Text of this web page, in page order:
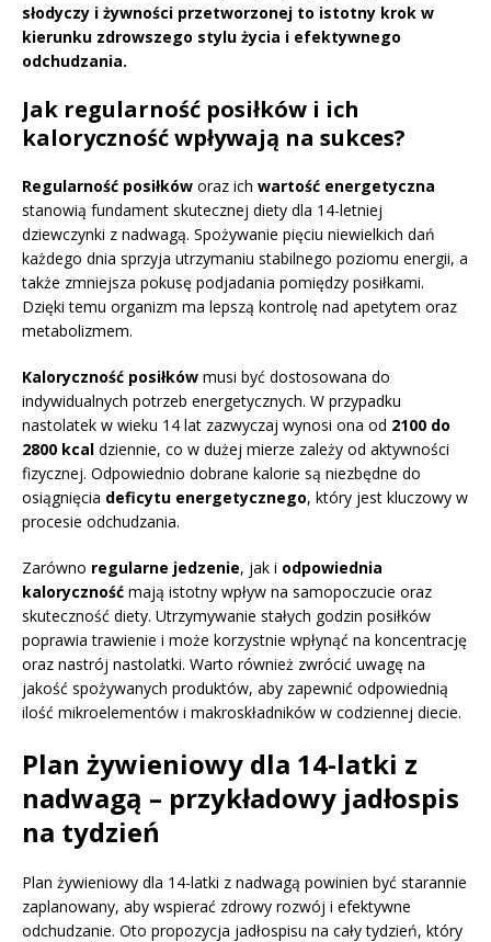
słodyczy i żywności przetworzonej to istotny krok w
kierunku zdrowszego stylu życia i efektywnego
odchudzania.
Jak regularność posiłków i ich
kaloryczność wpływają na sukces?
Regularność posiłków oraz ich wartość energetyczna
stanowią fundament skutecznej diety dla 14-letniej
dziewczynki z nadwagą. Spożywanie pięciu niewielkich dań
każdego dnia sprzyja utrzymaniu stabilnego poziomu energii, a
także zmniejsza pokusę podjadania pomiędzy posiłkami.
Dzięki temu organizm ma lepszą kontrolę nad apetytem oraz
metabolizmem.
Kaloryczność posiłków musi być dostosowana do
indywidualnych potrzeb energetycznych. W przypadku
nastolatek w wieku 14 lat zazwyczaj wynosi ona od 2100 do
2800 kcal dziennie, co w dużej mierze zależy od aktywności
fizycznej. Odpowiednio dobrane kalorie są niezbędne do
osiągnięcia deficytu energetycznego, który jest kluczowy w
procesie odchudzania.
Zarówno regularne jedzenie, jak i odpowiednia
kaloryczność mają istotny wpływ na samopoczucie oraz
skuteczność diety. Utrzymywanie stałych godzin posiłków
poprawia trawienie i może korzystnie wpłynąć na koncentrację
oraz nastrój nastolatki. Warto również zwrócić uwagę na
jakość spożywanych produktów, aby zapewnić odpowiednią
ilość mikroelementów i makroskładników w codziennej diecie.
Plan żywieniowy dla 14-latki z
nadwagą – przykładowy jadłospis
na tydzień
Plan żywieniowy dla 14-latki z nadwagą powinien być starannie
zaplanowany, aby wspierać zdrowy rozwój i efektywne
odchudzanie. Oto propozycja jadłospisu na cały tydzień, który